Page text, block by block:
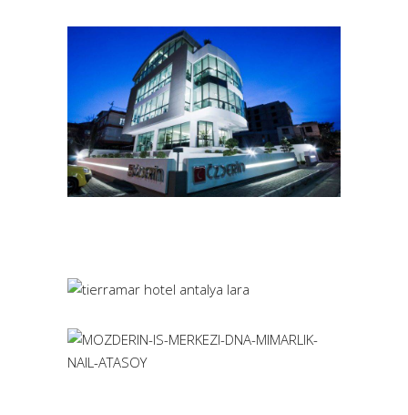
ÖZDERİN HUKUK BÜROSU
Mimari İç Mimari
Uygulama
Yönetim Binaları
Danışmanlık
Yönetim Binaları
Danışmanlık
Danışmanlık
MOZDERİN İŞ MERKEZİ